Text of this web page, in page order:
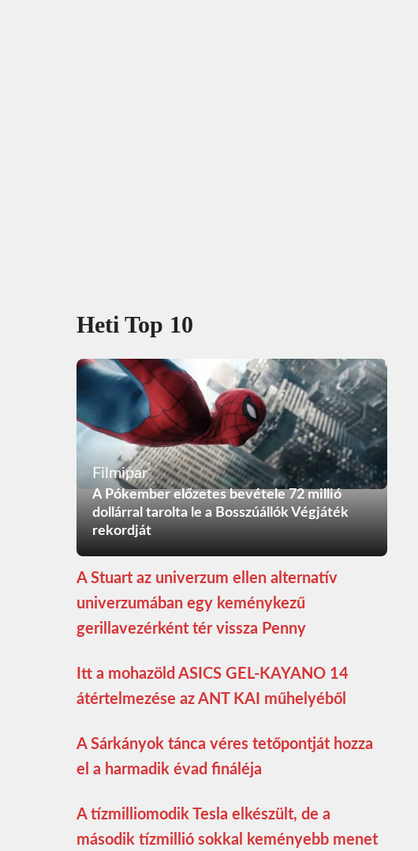
Heti Top 10
Filmipar
A Pókember előzetes bevétele 72 millió
dollárral tarolta le a Bosszúállók Végjáték
rekordját
A Stuart az univerzum ellen alternatív
univerzumában egy keménykezű
gerillavezérként tér vissza Penny
Itt a mohazöld ASICS GEL-KAYANO 14
átértelmezése az ANT KAI műhelyéből
A Sárkányok tánca véres tetőpontját hozza
el a harmadik évad fináléja
A tízmilliomodik Tesla elkészült, de a
második tízmillió sokkal keményebb menet